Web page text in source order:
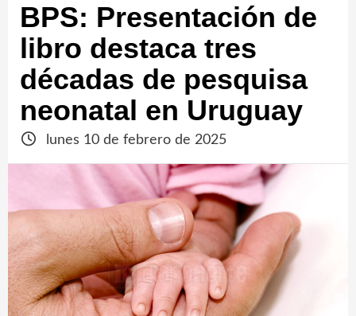
BPS: Presentación de
libro destaca tres
décadas de pesquisa
neonatal en Uruguay
lunes 10 de febrero de 2025